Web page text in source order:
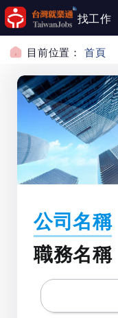
跳到主要內容
找工作
目前位置： 首頁
公司名稱
職務名稱